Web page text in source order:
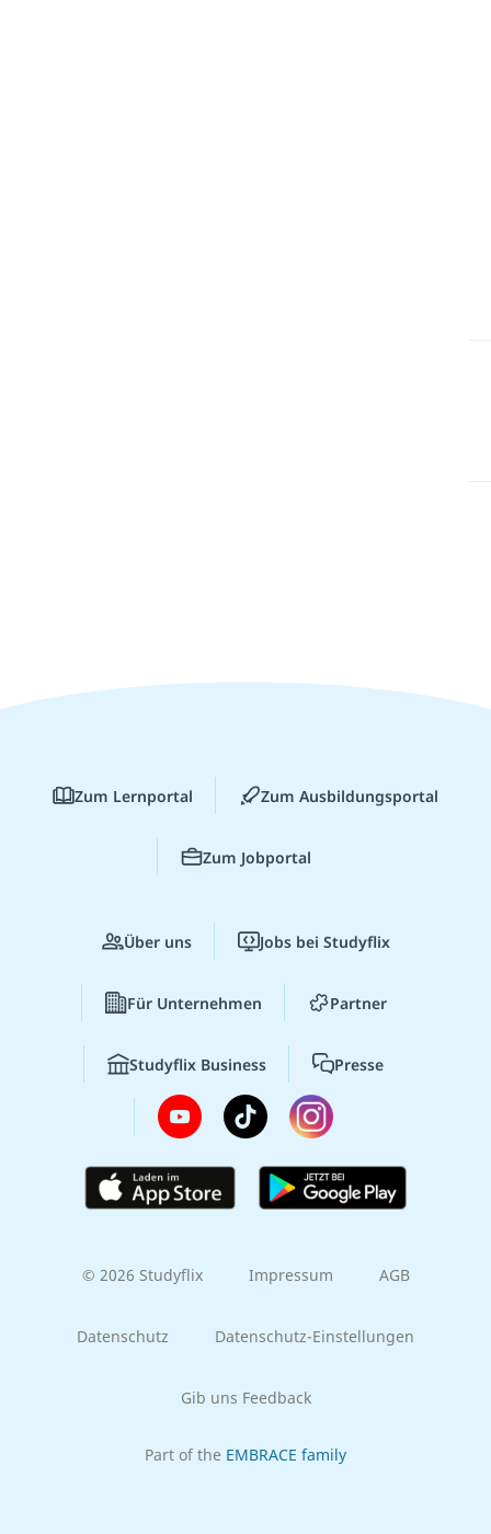
Zum Lernportal Zum Ausbildungsportal
Zum Jobportal
Über uns Jobs bei Studyflix
Für Unternehmen Partner
Studyflix Business Presse
© 2026 Studyflix Impressum AGB
Datenschutz Datenschutz-Einstellungen
Gib uns Feedback
Part of the EMBRACE family